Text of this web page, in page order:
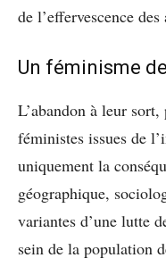
de l’effervescence des
Un féminisme
L’abandon à leur
féministes issues de
uniquement la
géographique,
variantes d’une lutte
sein de la population